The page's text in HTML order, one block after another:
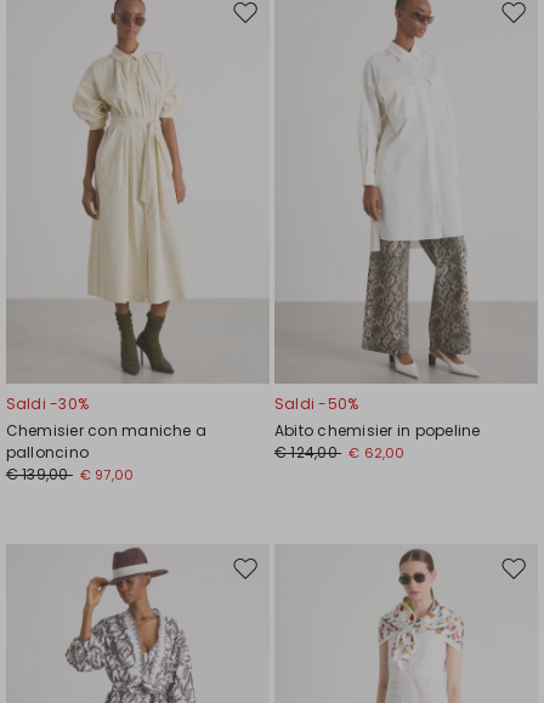
Sposta
Saldi -30%
Chemisier con maniche a
palloncino
€ 139,00 € 97,00
Saldi -50%
Abito chemisier in popeline
€ 124,00 € 62,00
Sposta